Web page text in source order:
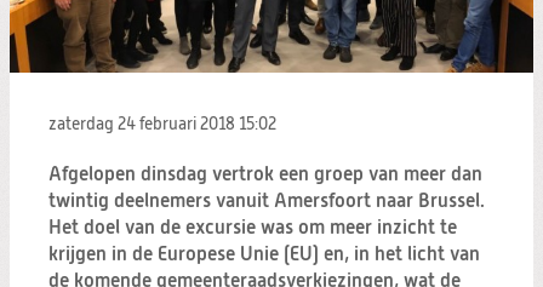
Zoeken:
zaterdag 24 februari 2018 15:02
Afgelopen dinsdag vertrok een groep van meer dan
twintig deelnemers vanuit Amersfoort naar Brussel.
Het doel van de excursie was om meer inzicht te
krijgen in de Europese Unie (EU) en, in het licht van
de komende gemeenteraadsverkiezingen, wat de